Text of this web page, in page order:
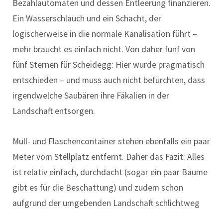
Bezahlautomaten und dessen Entleerung finanzieren.
Ein Wasserschlauch und ein Schacht, der
logischerweise in die normale Kanalisation führt –
mehr braucht es einfach nicht. Von daher fünf von
fünf Sternen für Scheidegg: Hier wurde pragmatisch
entschieden – und muss auch nicht befürchten, dass
irgendwelche Saubären ihre Fäkalien in der
Landschaft entsorgen.
Müll- und Flaschencontainer stehen ebenfalls ein paar
Meter vom Stellplatz entfernt. Daher das Fazit: Alles
ist relativ einfach, durchdacht (sogar ein paar Bäume
gibt es für die Beschattung) und zudem schon
aufgrund der umgebenden Landschaft schlichtweg